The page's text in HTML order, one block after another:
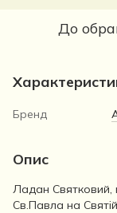
До
Бренд
Опис
Ладан Святковий,
Св.Павла на